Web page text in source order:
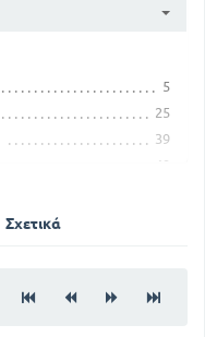
5
25
39
49
Σχετικά